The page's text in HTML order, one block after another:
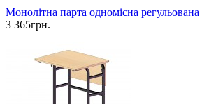
Монолітна парта одномісна
3 365грн.